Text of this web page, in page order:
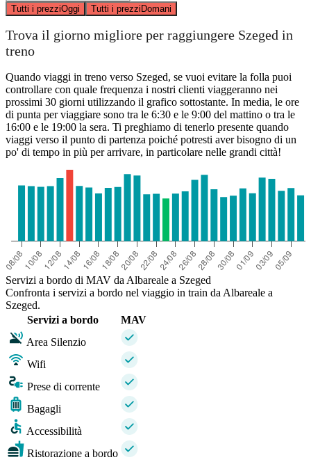
Tutti i prezziOggi Tutti i prezziDomani
Trova il giorno migliore per raggiungere Szeged in
treno
Quando viaggi in treno verso Szeged, se vuoi evitare la folla puoi
controllare con quale frequenza i nostri clienti viaggeranno nei
prossimi 30 giorni utilizzando il grafico sottostante. In media, le ore
di punta per viaggiare sono tra le 6:30 e le 9:00 del mattino o tra le
16:00 e le 19:00 la sera. Ti preghiamo di tenerlo presente quando
viaggi verso il punto di partenza poiché potresti aver bisogno di un
po' di tempo in più per arrivare, in particolare nelle grandi città!
Servizi a bordo di MAV da Albareale a Szeged
Confronta i servizi a bordo nel viaggio in train da Albareale a
Szeged.
Servizi a bordo
MAV
Area Silenzio
Wifi
Prese di corrente
Bagagli
Accessibilità
Ristorazione a bordo